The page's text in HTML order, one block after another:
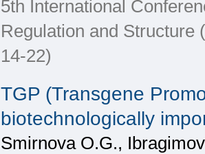
5th International
Regulation and
14-22)
TGP (Transgene
biotechnologically
Smirnova O.G.,